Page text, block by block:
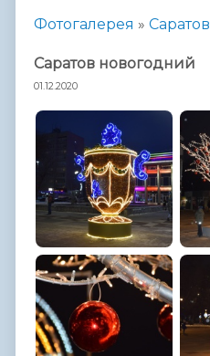
Фотогалерея » Саратов
Саратов новогодний
01.12.2020